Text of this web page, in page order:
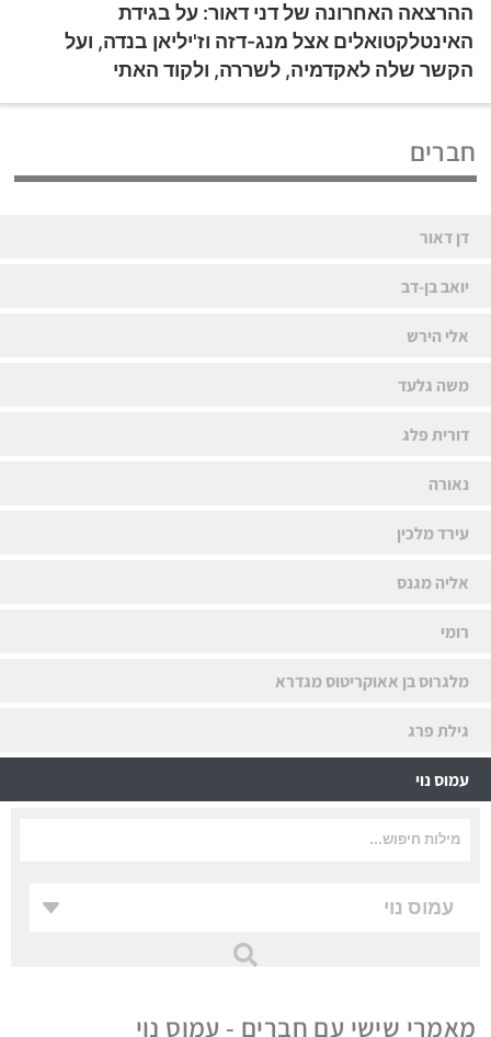
ההרצאה האחרונה של דני דאור: על בגידת
האינטלקטואלים אצל מנג-דזה וז'יליאן בנדה, ועל
הקשר שלה לאקדמיה, לשררה, ולקוד האתי
חברים
דן דאור
יואב בן-דב
אלי הירש
משה גלעד
דורית פלג
נאורה
עירד מלכין
אליה מגנס
רומי
מלגרוס בן אאוקריטוס מגדרא
גילת פרג
עמוס נוי
מאמרי שישי עם חברים - עמוס נוי